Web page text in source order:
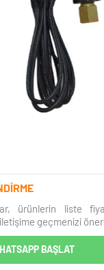
ürünlerin liste
geçmenizi
BAŞLAT